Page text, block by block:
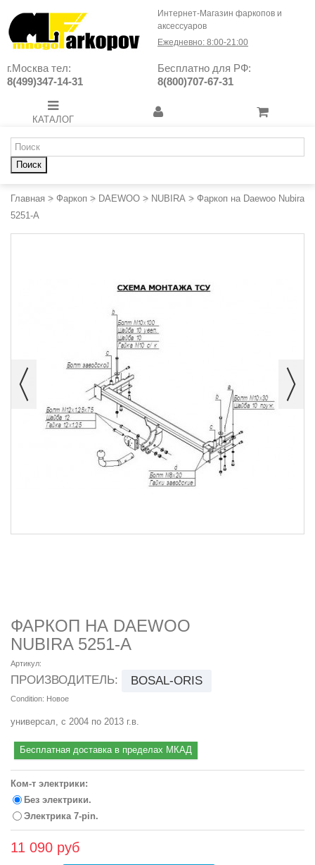
Интернет-Магазин фаркопов и
аксессуаров
Ежедневно: 8:00-21:00
г.Москва тел:
8(499)347-14-31
Бесплатно для РФ:
8(800)707-67-31
КАТАЛОГ
Поиск
Главная > Фаркоп > DAEWOO > NUBIRA > Фаркоп на Daewoo Nubira
5251-A
ФАРКОП НА DAEWOO
NUBIRA 5251-A
Артикул:
ПРОИЗВОДИТЕЛЬ: BOSAL-ORIS
Condition: Новое
универсал, с 2004 по 2013 г.в.
Бесплатная доставка в пределах МКАД
Ком-т электрики:
Без электрики.
Электрика 7-pin.
11 090 руб